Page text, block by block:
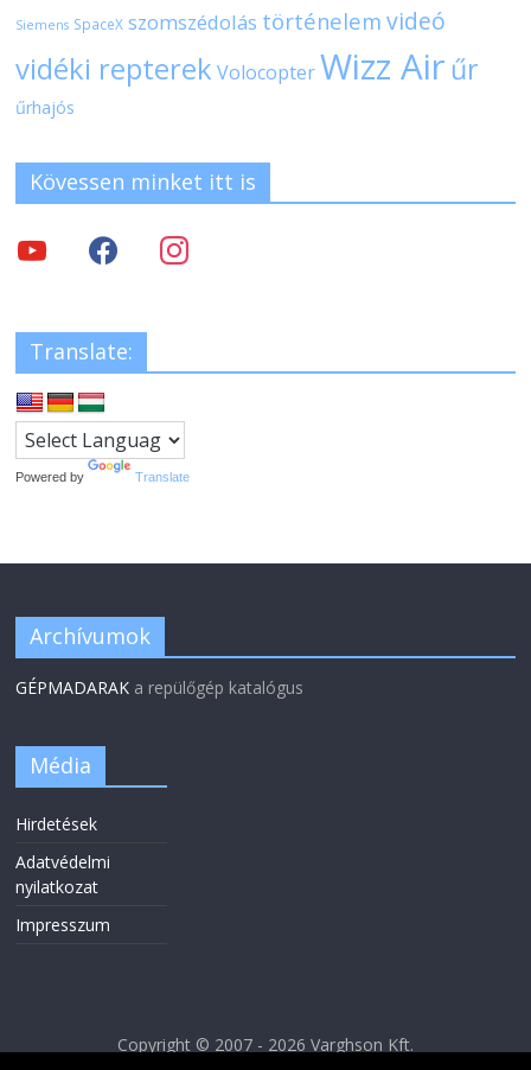
Siemens SpaceX szomszédolás történelem videó
vidéki repterek Volocopter Wizz Air űr
űrhajós
Kövessen minket itt is
Translate:
Powered by Translate
Archívumok
GÉPMADARAK a repülőgép katalógus
Média
Hirdetések
Adatvédelmi
nyilatkozat
Impresszum
Copyright © 2007 - 2026 Varghson Kft.